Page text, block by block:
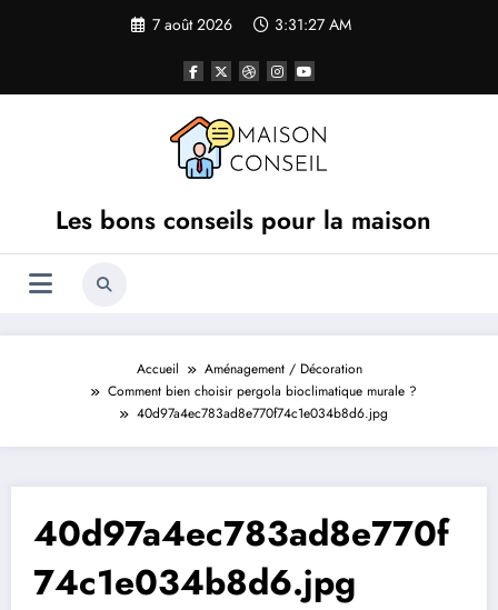
7 août 2026 3:31:27 AM
Les bons conseils pour la maison
Accueil
Aménagement / Décoration
Comment bien choisir pergola bioclimatique murale ?
40d97a4ec783ad8e770f74c1e034b8d6.jpg
40d97a4ec783ad8e770f
74c1e034b8d6.jpg